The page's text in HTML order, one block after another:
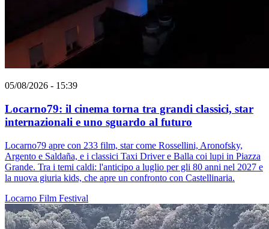
05/08/2026 - 15:39
Locarno79: il cinema torna tra grandi classici, star
internazionali e uno sguardo al futuro
Locarno79 apre con 233 film, star come Rossellini, Aronofsky,
Argento e Saldaña, e i classici Taxi Driver e Balla coi lupi in Piazza
Grande. Tra i temi caldi: l'anticipo a luglio per gli 80 anni nel 2027 e
la nuova giuria kids, che apre un confronto con Castellinaria.
Locarno Film Festival